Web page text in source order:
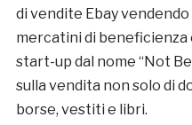
di vendite Ebay
mercatini di beneficienza
start-up dal nome “Not
sulla vendita non solo di
borse, vestiti e libri.